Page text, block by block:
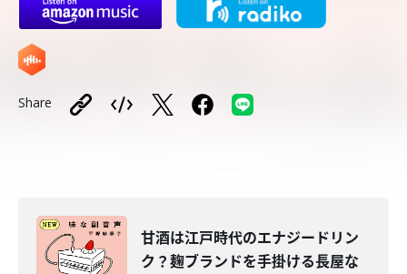
Share
甘酒は江戸時代のエナジードリン
ク？麹ブランドを手掛ける長屋な